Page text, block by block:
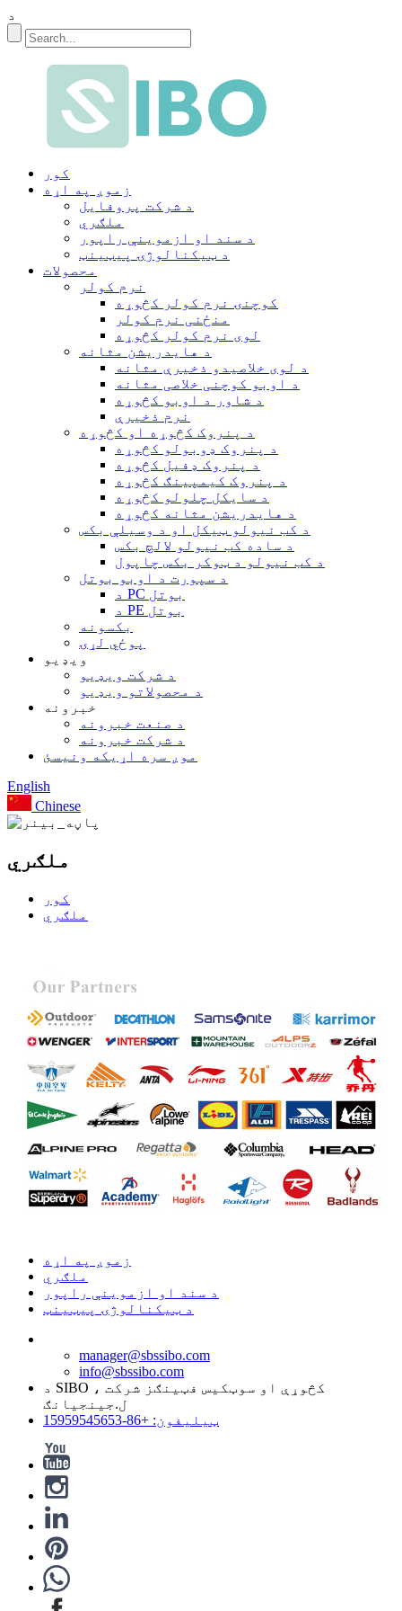
د
کور
زموږ په اړه
د شرکت پروفایل
ملګري
د سند او ازموینې راپور
د ټیکنالوژۍ پیټینټ
محصولات
نرم کولر
کوچنۍ نرم کولر کڅوړه
منځنی نرم کولر
لوی نرم کولر کڅوړه
د هایدریشن مثانه
د لوی خلاصیدو ذخیرې مثانه
د اوبو کوچنی خلاصی مثانه
د شاور د اوبو کڅوړه
نرم ذخیرې
د پنروک کڅوړه او کڅوړه
د پنروک ډوبولو کڅوړه
د پنروک ډفیل کڅوړه
د پنروک کیمپینګ کڅوړه
د سایکل چلولو کڅوړه
د هایدریشن مثانه کڅوړه
د کب نیولو ټیکل او د وسیلې بکس
د ساده کب نیولو لالچ بکس
د کب نیولو د ټوکر بکس چاپول
د سپورت د اوبو بوتل
د PC بوتل
د PE بوتل
بکسونه
پوځي لړۍ
ویډیو
د شرکت ویډیو
د محصولاتو ویډیو
خبرونه
د صنعت خبرونه
د شرکت خبرونه
موږ سره اړیکه ونیسئ
English
Chinese
ملګري
کور
ملګري
زموږ په اړه
ملګري
د سند او ازموینې راپور
د ټیکنالوژۍ پیټینټ
manager@sbssibo.com
info@sbssibo.com
د SIBO کڅوړې او سوټکیس فټینګز شرکت ،
ل.جينجيانګ
ټیلیفون: +86-15959545653